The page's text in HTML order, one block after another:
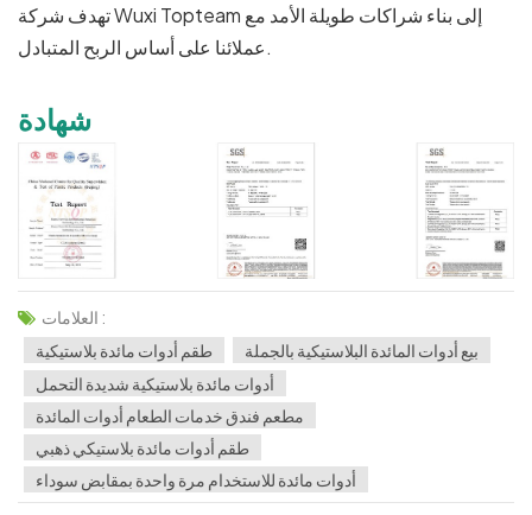
تهدف شركة Wuxi Topteam إلى بناء شراكات طويلة الأمد مع
عملائنا على أساس الربح المتبادل.
شهادة
العلامات :
طقم أدوات مائدة بلاستيكية
بيع أدوات المائدة البلاستيكية بالجملة
أدوات مائدة بلاستيكية شديدة التحمل
مطعم فندق خدمات الطعام أدوات المائدة
طقم أدوات مائدة بلاستيكي ذهبي
أدوات مائدة للاستخدام مرة واحدة بمقابض سوداء